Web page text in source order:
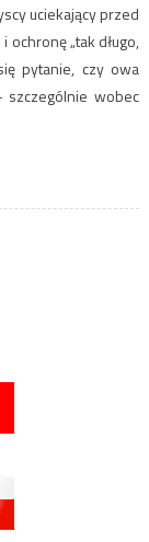
uciekający przed
„tak długo,
pytanie, czy owa
wobec